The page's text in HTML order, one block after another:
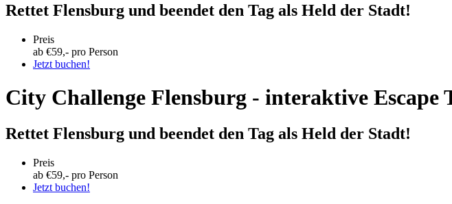
Rettet Flensburg und beendet den Tag als Held der Stadt!
Preis
ab €59,- pro Person
Jetzt buchen!
City Challenge Flensburg - interaktive Escape
Rettet Flensburg und beendet den Tag als Held der Stadt!
Preis
ab €59,- pro Person
Jetzt buchen!